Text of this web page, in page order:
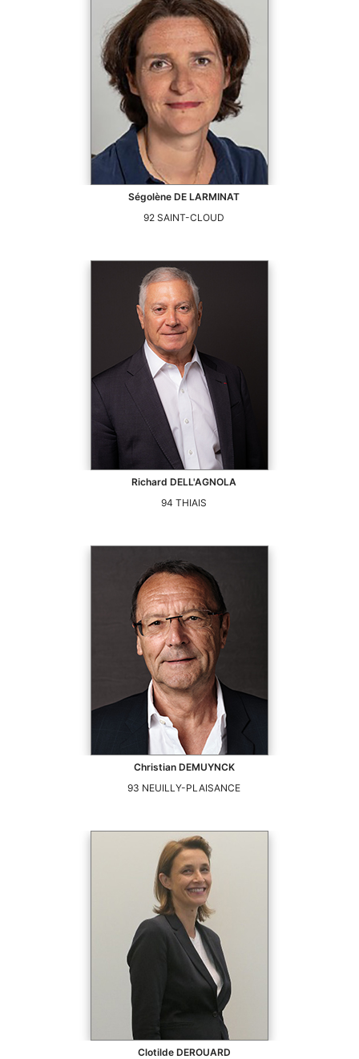
Ségolène DE LARMINAT
92 SAINT-CLOUD
Richard DELL'AGNOLA
94 THIAIS
Christian DEMUYNCK
93 NEUILLY-PLAISANCE
Clotilde DEROUARD